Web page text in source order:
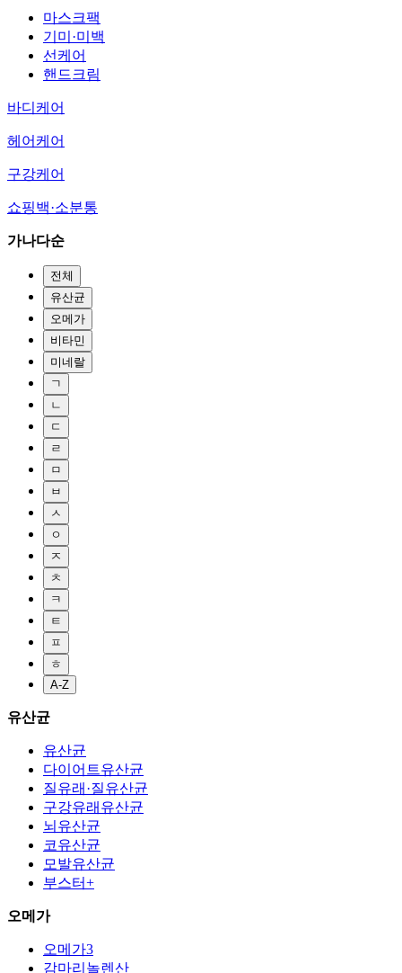
마스크팩
기미·미백
선케어
핸드크림
바디케어
헤어케어
구강케어
쇼핑백·소분통
가나다순
전체
유산균
오메가
비타민
미네랄
ㄱ
ㄴ
ㄷ
ㄹ
ㅁ
ㅂ
ㅅ
ㅇ
ㅈ
ㅊ
ㅋ
ㅌ
ㅍ
ㅎ
A-Z
유산균
유산균
다이어트유산균
질유래·질유산균
구강유래유산균
뇌유산균
코유산균
모발유산균
부스터+
오메가
오메가3
감마리놀렌산